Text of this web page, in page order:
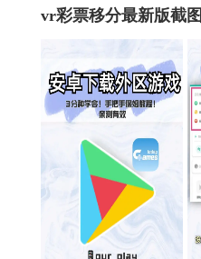
vr彩票移分最新版截图